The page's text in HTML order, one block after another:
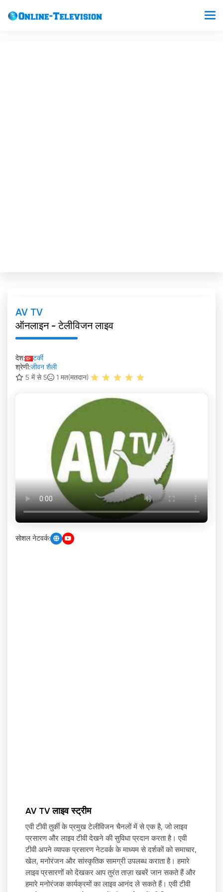
AV TV
ऑनलाइन - टेलीविजन लाइव
देश:
टर्की
श्रेणी:जीवन शैली
5 में से 5
1 मत(मतदान)
सोशल नेटवर्क:
AV TV लाइव स्ट्रीम
एवी टीवी तुर्की के प्रमुख टेलीविजन चैनलों में से एक है, जो लाइव
प्रसारण और लाइव टीवी देखने की सुविधा प्रदान करता है। एवी
टीवी अपने व्यापक प्रसारण नेटवर्क के माध्यम से दर्शकों को समाचार,
खेल, मनोरंजन और सांस्कृतिक सामग्री उपलब्ध कराता है। हमारे
लाइव प्रसारणों को देखकर आप तुरंत ताज़ा खबरें जान सकते हैं और
हमारे मनोरंजक कार्यक्रमों का लाइव आनंद ले सकते हैं। एवी टीवी